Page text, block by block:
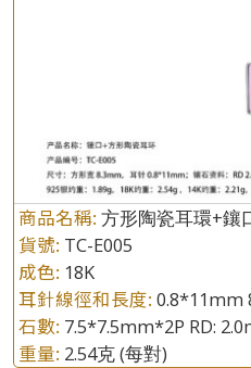
商品名稱: 方形陶瓷耳環+鑲
貨號: TC-E005
成色: 18K
耳針線徑和長度: 0.8*11mm
石數: 7.5*7.5mm*2P RD:
重量: 2.54克(每對)